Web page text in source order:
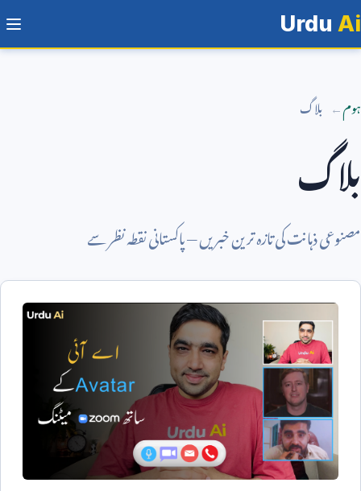
Urdu Ai
ہوم بلاگ
بلاگ
مصنوعی ذہانت کی تازہ ترین خبریں — پاکستانی نقطہ نظر سے